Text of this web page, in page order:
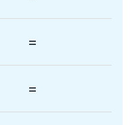
=
=